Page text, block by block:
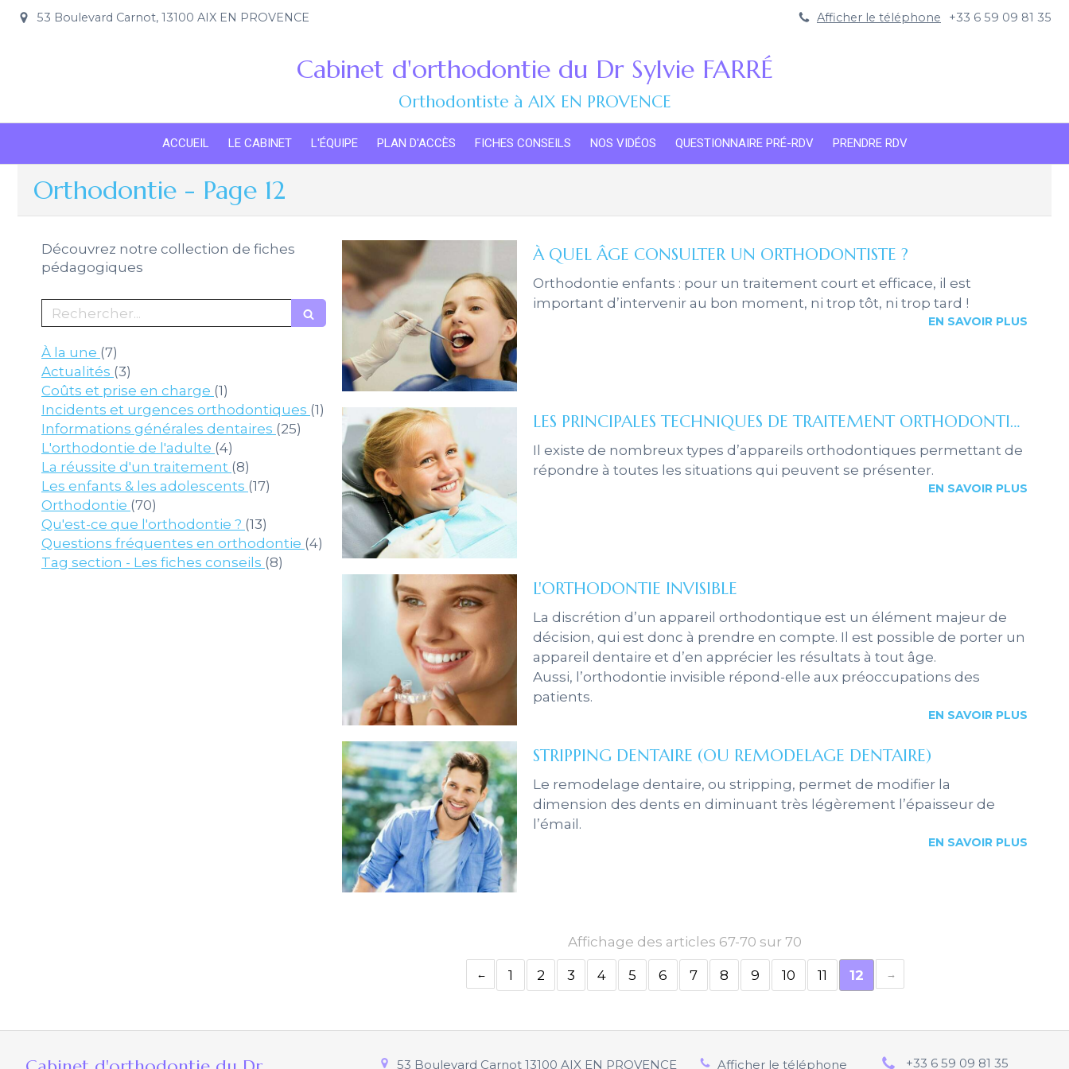
53 Boulevard Carnot, 13100 AIX EN PROVENCE +33 6 59 09 81 35
Afficher le téléphone
Cabinet d'orthodontie du Dr Sylvie FARRÉ
Orthodontiste à AIX EN PROVENCE
ACCUEIL LE CABINET L'ÉQUIPE PLAN D'ACCÈS FICHES CONSEILS NOS VIDÉOS QUESTIONNAIRE PRÉ-RDV PRENDRE RDV
Orthodontie - Page 12
À QUEL ÂGE CONSULTER UN ORTHODONTISTE ?
Orthodontie enfants : pour un traitement court et efficace, il est
important d’intervenir au bon moment, ni trop tôt, ni trop tard !
EN SAVOIR PLUS
LES PRINCIPALES TECHNIQUES DE TRAITEMENT ORTHODONTIQUE
Il existe de nombreux types d’appareils orthodontiques permettant de
répondre à toutes les situations qui peuvent se présenter.
EN SAVOIR PLUS
L'ORTHODONTIE INVISIBLE
La discrétion d’un appareil orthodontique est un élément majeur de
décision, qui est donc à prendre en compte. Il est possible de porter un
appareil dentaire et d’en apprécier les résultats à tout âge.
Aussi, l’orthodontie invisible répond-elle aux préoccupations des
patients.
EN SAVOIR PLUS
STRIPPING DENTAIRE (OU REMODELAGE DENTAIRE)
Le remodelage dentaire, ou stripping, permet de modifier la
dimension des dents en diminuant très légèrement l’épaisseur de
l’émail.
EN SAVOIR PLUS
Affichage des articles 67-70 sur 70
1 2 3 4 5 6 7 8 9 10 11 12
Découvrez notre collection de fiches
pédagogiques
Rechercher
À la une (7)
Actualités (3)
Coûts et prise en charge (1)
Incidents et urgences orthodontiques (1) Articles Count
Informations générales dentaires (25) Articles Count
L'orthodontie de l'adulte (4)
La réussite d'un traitement (8) Articles Count
Les enfants & les adolescents (17) Articles Count
Orthodontie (70)
Qu'est-ce que l'orthodontie ? (13) Articles Count
Questions fréquentes en orthodontie (4) Articles Count
Tag section - Les fiches conseils (8) Articles Count
53 Boulevard Carnot 13100 AIX EN PROVENCE Afficher le téléphone +33 6 59 09 81 35